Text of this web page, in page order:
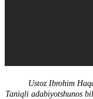
Ustoz Ibrohim
Taniqli adabiyotshunos